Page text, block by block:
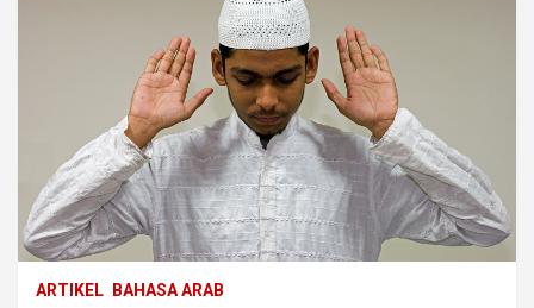
ARTIKEL BAHASA ARAB